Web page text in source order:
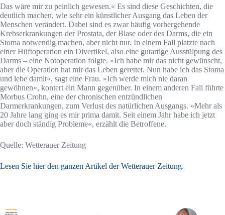
Das wäre mir zu peinlich gewesen.« Es sind diese Geschichten, die
deutlich machen, wie sehr ein künstlicher Ausgang das Leben der
Menschen verändert. Dabei sind es zwar häufig vorhergehende
Krebserkrankungen der Prostata, der Blase oder des Darms, die ein
Stoma notwendig machen, aber nicht nur. In einem Fall platzte nach
einer Hüftoperation ein Divertikel, also eine gutartige Ausstülpung des
Darms – eine Notoperation folgte. »Ich habe mir das nicht gewünscht,
aber die Operation hat mir das Leben gerettet. Nun habe ich das Stoma
und lebe damit«, sagt eine Frau. »Ich werde mich nie daran
gewöhnen«, kontert ein Mann gegenüber. In einem anderen Fall führte
Morbus Crohn, eine der chronischen entzündlichen
Darmerkrankungen, zum Verlust des natürlichen Ausgangs. »Mehr als
20 Jahre lang ging es mir prima damit. Seit einem Jahr habe ich jetzt
aber doch ständig Probleme«, erzählt die Betroffene.
Quelle: Wetterauer Zeitung
Lesen Sie hier den ganzen Artikel der Wetterauer Zeitung.